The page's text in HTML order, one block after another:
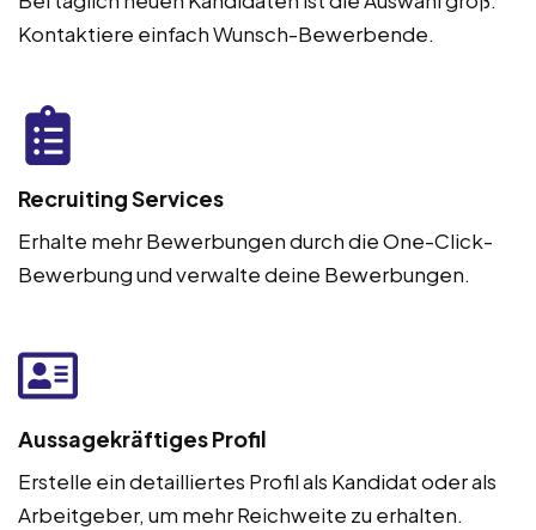
Kontaktiere einfach Wunsch-Bewerbende.
Recruiting Services
Erhalte mehr Bewerbungen durch die One-Click-
Bewerbung und verwalte deine Bewerbungen.
Aussagekräftiges Profil
Erstelle ein detailliertes Profil als Kandidat oder als
Arbeitgeber, um mehr Reichweite zu erhalten.